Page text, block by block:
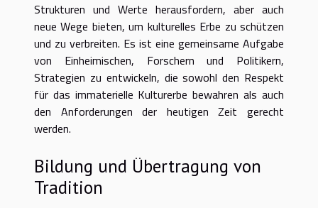
Strukturen und Werte herausfordern, aber auch
neue Wege bieten, um kulturelles Erbe zu schützen
und zu verbreiten. Es ist eine gemeinsame Aufgabe
von Einheimischen, Forschern und Politikern,
Strategien zu entwickeln, die sowohl den Respekt
für das immaterielle Kulturerbe bewahren als auch
den Anforderungen der heutigen Zeit gerecht
werden.
Bildung und Übertragung von
Tradition